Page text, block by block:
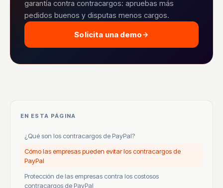
garantía contra contracargos: apruebas más
pedidos buenos y disputas menos cargos.
Solicita una demo
EN ESTA PÁGINA
¿Qué son los contracargos de PayPal?
Cómo las empresas pueden evitar los contracargos de
PayPal
Protección de las empresas contra los costosos
contracargos de PayPal